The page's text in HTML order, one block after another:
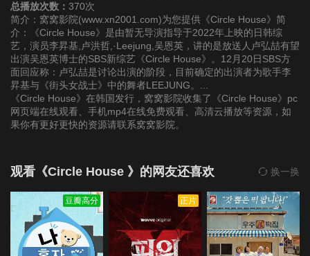
总播放次数： 370次
简介：窝窝影院(www.xn2001.com)为您提供《Circle House》简
介：《Circle House》是由暂无导演指导于2022年上映的日韩综
艺，演员李昇基,卢洪哲,·Leejung,吴恩英，讲的是放送人卢弘喆有望
出演吴恩英博士的SBS新综艺《Circle House》。12月20日SBS方
面回应称：卢弘喆是讨论出演的阶段，目前确定的出演者为歌手李
昇基与《街头女战士》中的舞者LEEJUNG。...
《Circle House》在韩国发行，窝窝影院收集了《Circle House》pc
网页端在线观看、手机mp4在线免费观看、高清云播放等资源，如
果你有更好更快的资源请联系窝窝影院。
观看《Circle House 》的网友还喜欢 换一换
豆瓣高分 正片